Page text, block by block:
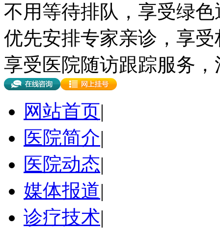
不用等待排队，享受绿
优先安排专家亲诊，享
享受医院随访跟踪服务
网站首页|
医院简介|
医院动态|
媒体报道|
诊疗技术|